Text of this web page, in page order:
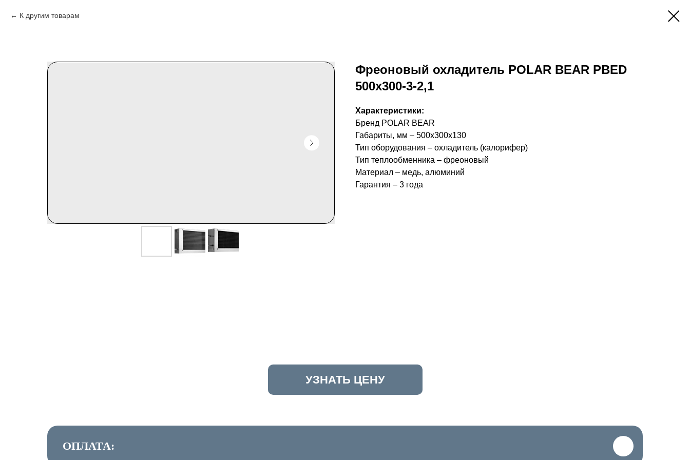
К другим товарам
Фреоновый охладитель POLAR BEAR PBED
500х300-3-2,1
Характеристики:
Бренд POLAR BEAR
Габариты, мм – 500x300x130
Тип оборудования – охладитель (калорифер)
Тип теплообменника – фреоновый
Материал – медь, алюминий
Гарантия – 3 года
УЗНАТЬ ЦЕНУ
ОПЛАТА: